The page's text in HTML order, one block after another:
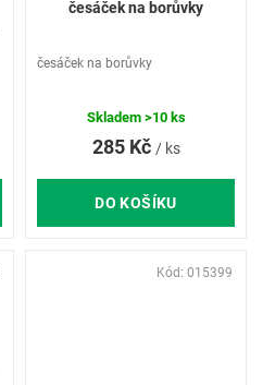
česáček na borůvky
285 Kč / ks
DO KOŠÍKU
česáček na borůvky
Skladem >10 ks
Kód: 015399